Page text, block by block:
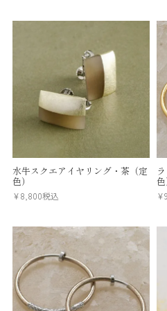
水牛スクエアイヤリング・茶（定
色）
¥8,800税込
色
¥